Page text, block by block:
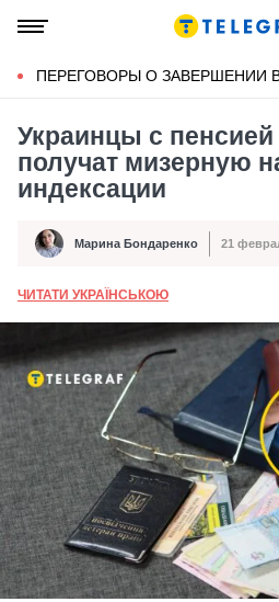
ПЕРЕГОВОРЫ О ЗАВЕРШЕНИИ
Украинцы с пенсией
получат мизерную
индексации
Автор Марина Бондаренко
Дата публикации 21
ЧИТАТИ УКРАЇНСЬКОЮ